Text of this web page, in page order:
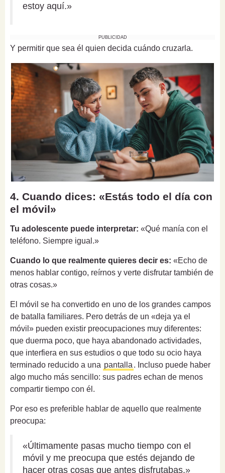
estoy aquí.»
PUBLICIDAD
Y permitir que sea él quien decida cuándo cruzarla.
4. Cuando dices: «Estás todo el día con
el móvil»
Tu adolescente puede interpretar: «Qué manía con el
teléfono. Siempre igual.»
Cuando lo que realmente quieres decir es: «Echo de
menos hablar contigo, reírnos y verte disfrutar también de
otras cosas.»
El móvil se ha convertido en uno de los grandes campos
de batalla familiares. Pero detrás de un «deja ya el
móvil» pueden existir preocupaciones muy diferentes:
que duerma poco, que haya abandonado actividades,
que interfiera en sus estudios o que todo su ocio haya
terminado reducido a una pantalla . Incluso puede haber
algo mucho más sencillo: sus padres echan de menos
compartir tiempo con él.
Por eso es preferible hablar de aquello que realmente
preocupa:
«Últimamente pasas mucho tiempo con el
móvil y me preocupa que estés dejando de
hacer otras cosas que antes disfrutabas.»